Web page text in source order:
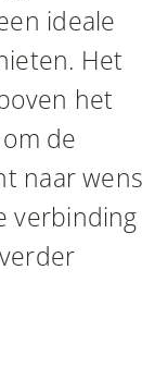
ideale
Het
het
de
naar wens
verbinding